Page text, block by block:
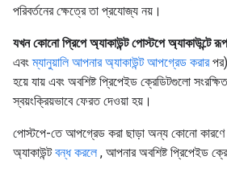
পরিবর্তনের ক্ষেত্রে তা প্রযোজ্য নয়।
যখন কোনো প্রিপে অ্যাকাউন্ট পোস্টপে অ্যাকাউন্টে
এবংম্যানুয়ালি আপনার অ্যাকাউন্ট আপগ্রেড করার
হয়ে যায় এবং অবশিষ্ট প্রিপেইড ক্রেডিটগুলো
স্বয়ংক্রিয়ভাবে ফেরত দেওয়া হয়।
পোস্টপে-তে আপগ্রেড করা ছাড়া অন্য কোনো
অ্যাকাউন্টবন্ধ করলে, আপনার অবশিষ্ট প্রিপেইড